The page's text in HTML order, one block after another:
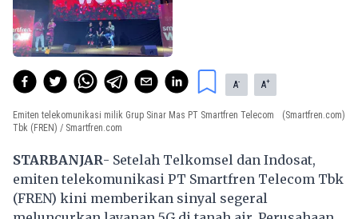
A- A+
Emiten telekomunikasi milik Grup Sinar Mas PT Smartfren Telecom
Tbk (FREN) / Smartfren.com
(Smartfren.com)
STARBANJAR- Setelah Telkomsel dan Indosat,
emiten telekomunikasi PT Smartfren Telecom Tbk
(FREN) kini memberikan sinyal segeral